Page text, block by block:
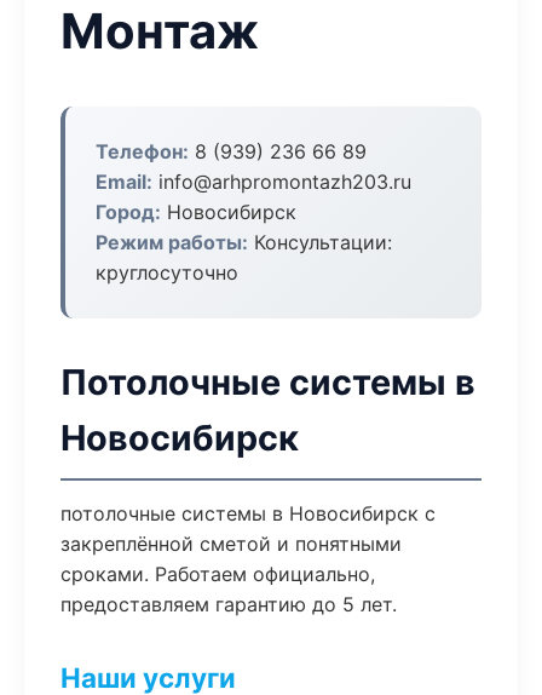
Монтаж
Телефон: 8 (939) 236 66 89
Email: info@arhpromontazh203.ru
Город: Новосибирск
Режим работы: Консультации:
круглосуточно
Потолочные системы в
Новосибирск
потолочные системы в Новосибирск с
закреплённой сметой и понятными
сроками. Работаем официально,
предоставляем гарантию до 5 лет.
Наши услуги